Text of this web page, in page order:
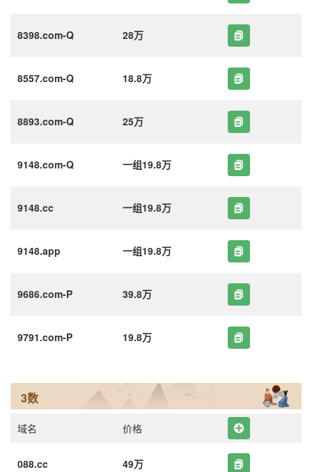
8398.com-Q 28万
8557.com-Q 18.8万
8893.com-Q 25万
9148.com-Q 一组19.8万
9148.cc 一组19.8万
9148.app 一组19.8万
9686.com-P 39.8万
9791.com-P 19.8万
3数
域名 价格
088.cc 49万